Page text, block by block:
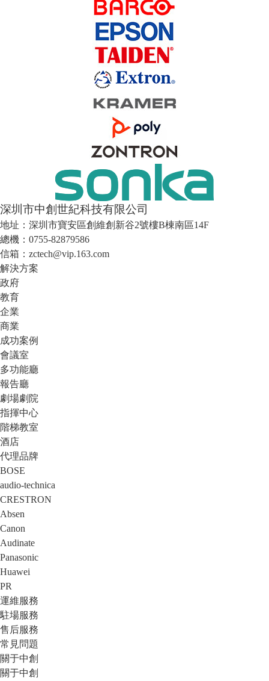
深圳市中創世紀科技有限公司
地址：深圳市寶安區創維創新谷2號樓B棟南區14F
總機：0755-82879586
信箱：zctech@vip.163.com
解決方案
政府
教育
企業
商業
成功案例
會議室
多功能廳
報告廳
劇場劇院
指揮中心
階梯教室
酒店
代理品牌
BOSE
audio-technica
CRESTRON
Absen
Canon
Audinate
Panasonic
Huawei
PR
運維服務
駐場服務
售后服務
常見問題
關于中創
關于中創